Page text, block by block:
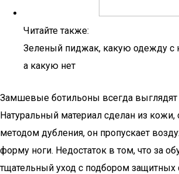
Читайте также:
Зеленый пиджак, какую одежду с
а какую нет
Замшевые ботильоны всегда выглядят
Натуральный материал сделан из кожи,
методом дубления, он пропускает
форму ноги. Недостаток в том, что за
тщательный уход с подбором защитных